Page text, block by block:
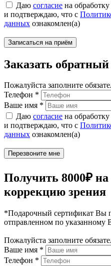
Даю согласие на
и подтверждаю, что с
данных ознакомлен(а)
Заказать
Пожалуйста заполните
Телефон *
Ваше имя *
Даю согласие на
и подтверждаю, что с
данных ознакомлен(а)
Получить 8000₽
коррекцию зрения
*Подарочный сертификат Вы
отправленном по указанному
Пожалуйста заполните
Ваше имя *
Телефон *